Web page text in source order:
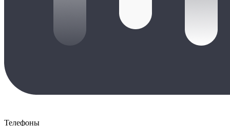
Телефоны